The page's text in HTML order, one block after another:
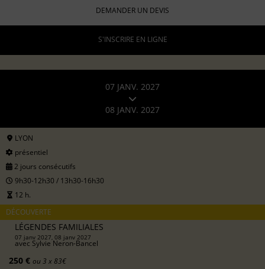
DEMANDER UN DEVIS
S'INSCRIRE EN LIGNE
07 JANV. 2027
08 JANV. 2027
LYON
présentiel
2 jours consécutifs
9h30-12h30 / 13h30-16h30
12 h.
DÉCOUVERTE
LÉGENDES FAMILIALES
07 janv 2027, 08 janv 2027
avec Sylvie Neron-Bancel
250 € ou 3 x 83€